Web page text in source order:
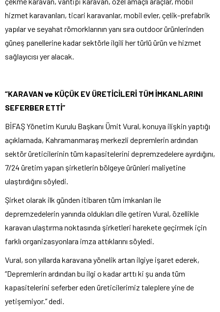
hizmet karavanları, ticari karavanlar, mobil evler, çelik-prefabrik
yapılar ve seyahat römorklarının yanı sıra outdoor ürünlerinden
güneş panellerine kadar sektörle ilgili her türlü ürün ve hizmet
sağlayıcısı yer alacak.
“KARAVAN ve KÜÇÜK EV ÜRETİCİLERİ TÜM İMKANLARINI
SEFERBER ETTİ”
BİFAŞ Yönetim Kurulu Başkanı Ümit Vural, konuya ilişkin yaptığı
açıklamada, Kahramanmaraş merkezli depremlerin ardından
sektör üreticilerinin tüm kapasitelerini depremzedelere ayırdığını,
7/24 üretim yapan şirketlerin bölgeye ürünleri maliyetine
ulaştırdığını söyledi.
Şirket olarak ilk günden itibaren tüm imkanları ile
depremzedelerin yanında oldukları dile getiren Vural, özellikle
karavan ulaştırma noktasında şirketleri harekete geçirmek için
farklı organizasyonlara imza attıklarını söyledi.
Vural, son yıllarda karavana yönelik artan ilgiye işaret ederek,
“Depremlerin ardından bu ilgi o kadar arttı ki şu anda tüm
kapasitelerini seferber eden üreticilerimiz taleplere yine de
yetişemiyor.” dedi.